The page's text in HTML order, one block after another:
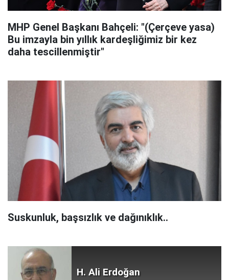
MHP Genel Başkanı Bahçeli: "(Çerçeve yasa)
Bu imzayla bin yıllık kardeşliğimiz bir kez
daha tescillenmiştir"
Suskunluk, başsızlık ve dağınıklık..
H. Ali Erdoğan